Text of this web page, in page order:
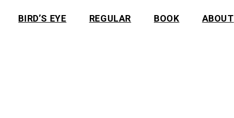
BIRD’S EYE REGULAR BOOK ABOUT